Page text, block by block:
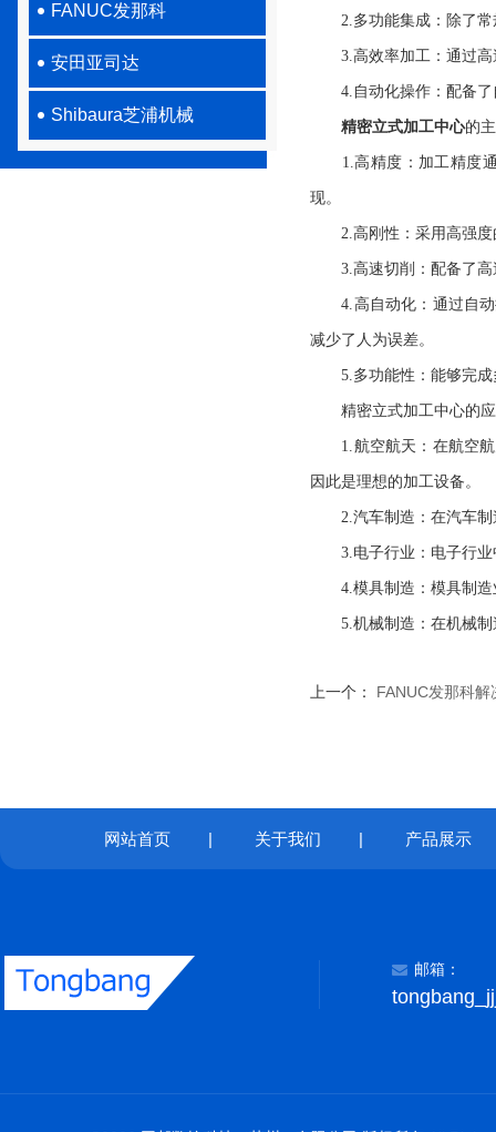
FANUC发那科
安田亚司达
Shibaura芝浦机械
2.多功能集成：除了常
3.高效率加工：通过高
4.自动化操作：配备了
精密立式加工中心的
1.高精度：加工精度通
现。
2.高刚性：采用高强度
3.高速切削：配备了高
4.高自动化：通过自动
减少了人为误差。
5.多功能性：能够完成
精密立式加工中心的应
1.航空航天：在航空航
因此是理想的加工设备。
2.汽车制造：在汽车制
3.电子行业：电子行业中
4.模具制造：模具制造
5.机械制造：在机械制
上一个： FANUC发那科
网站首页 | 关于我们 | 产品展示
邮箱：